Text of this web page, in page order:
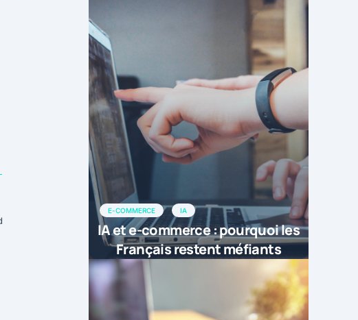
E-COMMERCE IA
IA et e-commerce : pourquoi les
Français restent méfiants